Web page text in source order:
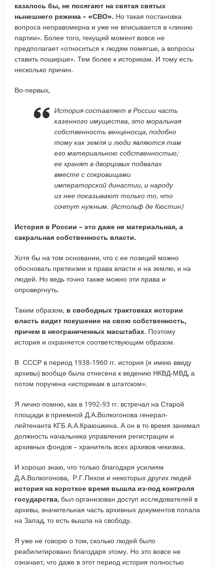
казалось бы, не посягают на святая святых
нынешнего режима – «СВО». Но такая постановка
вопроса неправомерна и уже не вписывается в «линию
партии». Более того, текущий момент вовсе не
предполагает «относиться к людям помягше, а вопросы
ставить поширше». Тем более к историкам. И тому есть
несколько причин.
Во-первых,
История составляет в России часть
казенного имущества, это моральная
собственность венценосца, подобно
тому как земля и люди являются там
его материальною собственностью;
ее хранят в дворцовых подвалах
вместе с сокровищами
императорской династии, и народу
из нее показывают только то, что
сочтут нужным. (Астольф де Кюстин)
История в России – это даже не материальная, а
сакральная собственность власти.
Хотя бы на том основании, что с ее позиций можно
обосновать претензии и права власти и на землю, и на
людей. Но ведь точно также можно эти права и
опровергнуть.
Таким образом, в свободных трактовках истории
власть видит покушение на свою собственность,
причем в неограниченных масштабах. Поэтому
история и охраняется соответствующим образом.
В СССР в период 1938-1960 гг. история (я имею ввиду
архивы) вообще была отнесена к ведению НКВД-МВД, а
потом поручена «историкам в штатском».
Я лично помню, как в 1992-93 гг. встречал на Старой
площади в приемной Д.А.Волкогонова генерал-
лейтенанта КГБ А.А.Краюшкина. А он в то время занимал
должность начальника управления регистрации и
архивных фондов – хранитель всех архивов чекизма.
И хорошо знаю, что только благодаря усилиям
Д.А.Волкогонова, Р.Г.Пихои и некоторых других людей
история на короткое время вышла из-под контроля
государства, был организован доступ исследователей в
архивы, значительная часть архивных документов попала
на Запад, то есть вышла на свободу.
Я уже не говорю о том, сколько людей было
реабилитировано благодаря этому. Но это вовсе не
означает, что даже в этот период история полностью